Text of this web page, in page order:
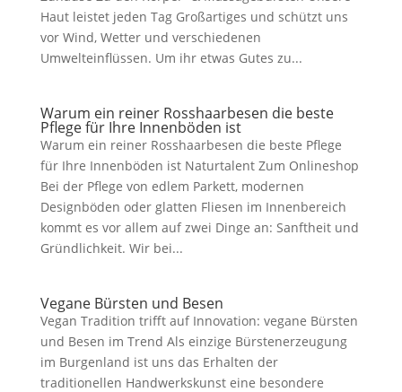
Haut leistet jeden Tag Großartiges und schützt uns
vor Wind, Wetter und verschiedenen
Umwelteinflüssen. Um ihr etwas Gutes zu...
Warum ein reiner Rosshaarbesen die beste
Pflege für Ihre Innenböden ist
Warum ein reiner Rosshaarbesen die beste Pflege
für Ihre Innenböden ist Naturtalent Zum Onlineshop
Bei der Pflege von edlem Parkett, modernen
Designböden oder glatten Fliesen im Innenbereich
kommt es vor allem auf zwei Dinge an: Sanftheit und
Gründlichkeit. Wir bei...
Vegane Bürsten und Besen
Vegan Tradition trifft auf Innovation: vegane Bürsten
und Besen im Trend Als einzige Bürstenerzeugung
im Burgenland ist uns das Erhalten der
traditionellen Handwerkskunst eine besondere